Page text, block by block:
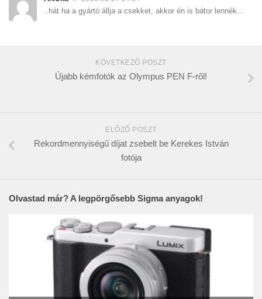
..hát ha a gyártó állja a csekket, akkor én is bátor lennék…
KÖVETKEZŐ POSZT
Újabb kémfotók az Olympus PEN F-ről!
ELŐZŐ POSZT
Rekordmennyiségű díjat zsebelt be Kerekes István
fotója
Olvastad már? A legpörgősebb Sigma anyagok!